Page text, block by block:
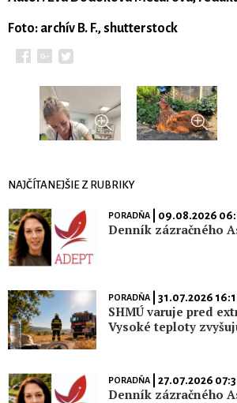
Foto: archív B. F., shutterstock
NAJČÍTANEJŠIE Z RUBRIKY
PORADŇA| 09.08.2026
Denník zázračného
PORADŇA| 31.07.2026
SHMÚ varuje pred
Vysoké teploty
PORADŇA| 27.07.2026
Denník zázračného